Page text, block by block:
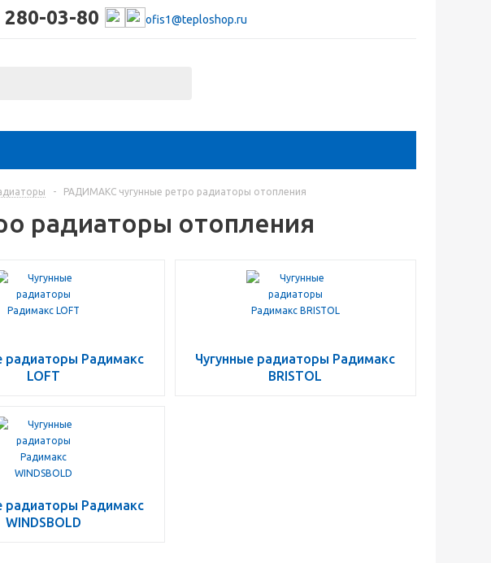
280-03-80 ofis1@teploshop.ru
- РАДИМАКС чугунные ретро радиаторы отопления
радиаторы отопления
радиаторы Радимакс
LOFT
Чугунные радиаторы Радимакс
BRISTOL
радиаторы Радимакс
WINDSBOLD